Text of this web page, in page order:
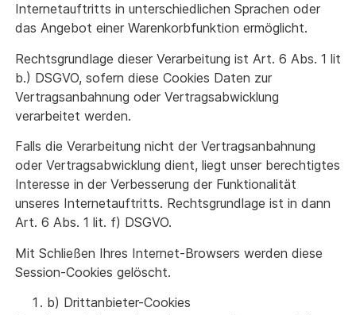
Internetauftritts in unterschiedlichen Sprachen oder
das Angebot einer Warenkorbfunktion ermöglicht.
Rechtsgrundlage dieser Verarbeitung ist Art. 6 Abs. 1 lit
b.) DSGVO, sofern diese Cookies Daten zur
Vertragsanbahnung oder Vertragsabwicklung
verarbeitet werden.
Falls die Verarbeitung nicht der Vertragsanbahnung
oder Vertragsabwicklung dient, liegt unser berechtigtes
Interesse in der Verbesserung der Funktionalität
unseres Internetauftritts. Rechtsgrundlage ist in dann
Art. 6 Abs. 1 lit. f) DSGVO.
Mit Schließen Ihres Internet-Browsers werden diese
Session-Cookies gelöscht.
b) Drittanbieter-Cookies